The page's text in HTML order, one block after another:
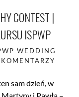
CONTEST |
ISPWP
WEDDING
sam dzień, w